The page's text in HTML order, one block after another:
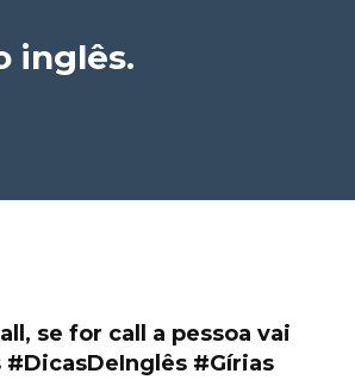
inglês.
se for call a pessoa vai
#Gírias